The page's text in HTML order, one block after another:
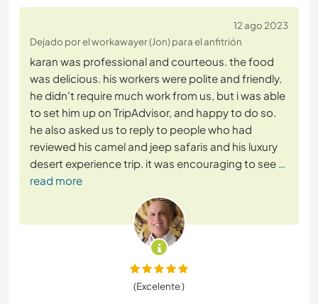
12 ago 2023
Dejado por el workawayer (Jon) para el anfitrión
karan was professional and courteous. the food
was delicious. his workers were polite and friendly.
he didn't require much work from us, but i was able
to set him up on TripAdvisor, and happy to do so.
he also asked us to reply to people who had
reviewed his camel and jeep safaris and his luxury
desert experience trip. it was encouraging to see …
read more
(Excelente )